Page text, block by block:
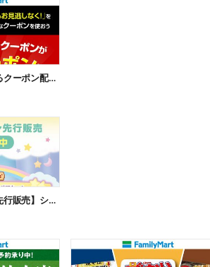
【おトク】お店で使えるクーポン配信中
【ファミマオンライン先行販売】シルバニアファミリー